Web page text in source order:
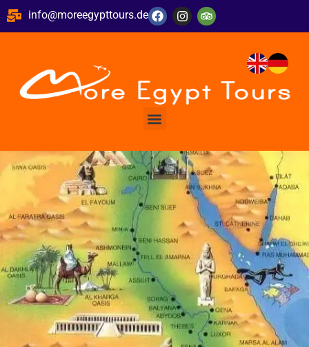
info@moreegypttours.de